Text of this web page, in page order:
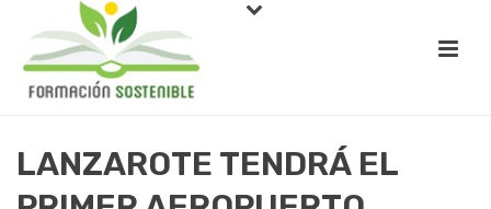
LANZAROTE TENDRÁ EL